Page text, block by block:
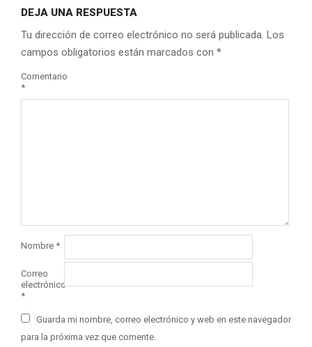
DEJA UNA RESPUESTA
Tu dirección de correo electrónico no será publicada. Los
campos obligatorios están marcados con *
Comentario
*
Nombre *
Correo
electrónico
*
Guarda mi nombre, correo electrónico y web en este navegador
para la próxima vez que comente.